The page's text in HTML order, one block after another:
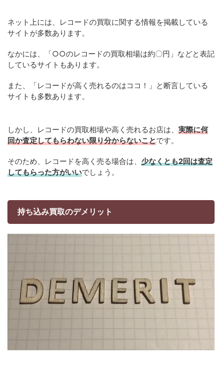
ネット上には、レコードの買取に関する情報を掲載している
サイトが多数あります。
なかには、「○○のレコードの買取相場は約〇円」などと表記
しているサイトもあります。
また、「レコードが高く売れるのはココ！」と断言している
サイトも多数あります。
しかし、レコードの買取相場や高く売れるお店は、 実際に何
回か査定してもらわない限り分からないことです。
そのため、レコードを高く売る場合は、 少なくとも2回は査定
してもらった方がいいでしょう。
持ち込み買取のデメリット